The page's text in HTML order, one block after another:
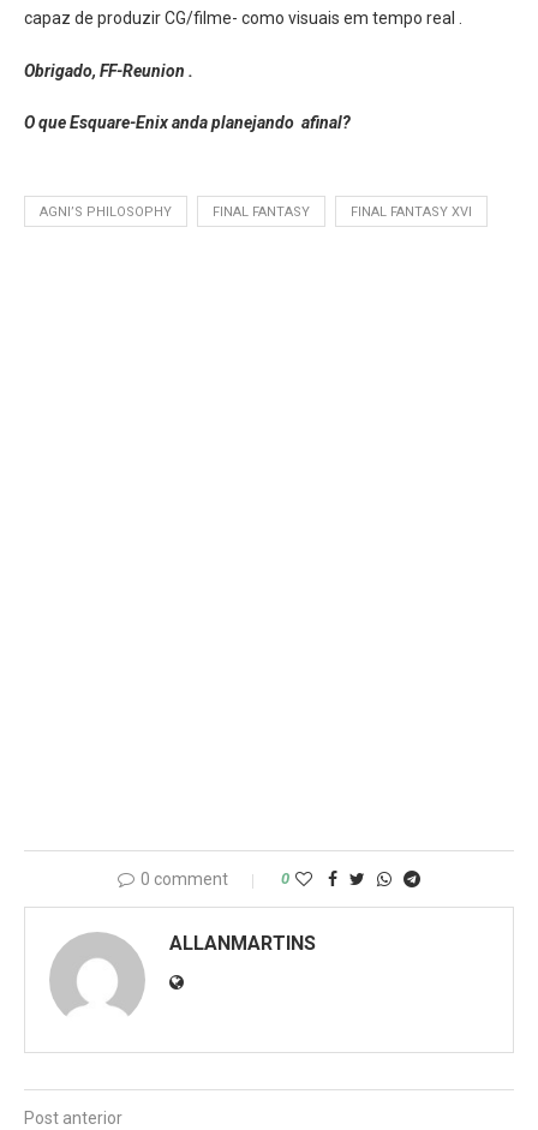
capaz de produzir CG/filme- como visuais em tempo real .
Obrigado, FF-Reunion .
O que Esquare-Enix anda planejando afinal?
AGNI’S PHILOSOPHY FINAL FANTASY FINAL FANTASY XVI
0 comment 0
ALLANMARTINS
Post anterior